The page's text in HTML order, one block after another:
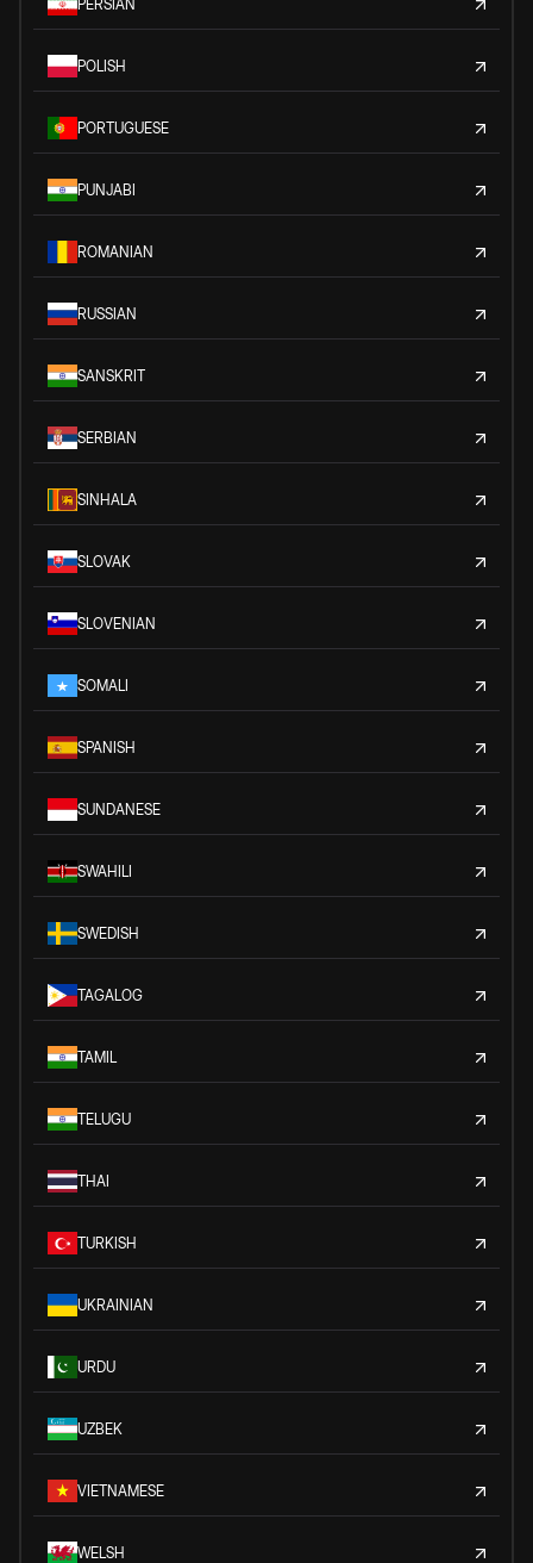
PERSIAN
POLISH
PORTUGUESE
PUNJABI
ROMANIAN
RUSSIAN
SANSKRIT
SERBIAN
SINHALA
SLOVAK
SLOVENIAN
SOMALI
SPANISH
SUNDANESE
SWAHILI
SWEDISH
TAGALOG
TAMIL
TELUGU
THAI
TURKISH
UKRAINIAN
URDU
UZBEK
VIETNAMESE
WELSH